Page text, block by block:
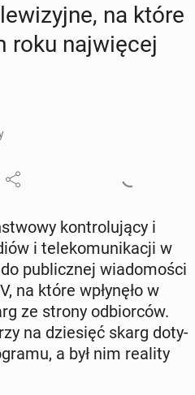
na które
roku naj­wię­cej
kon­tro­lu­ją­cy i
i te­le­ko­mu­ni­ka­cji w
pu­blicz­nej wia­do­mo­ści
na które wpły­nę­ło w
ze strony od­bior­ców.
na dzie­sięć skarg do­ty­
a był nim reality